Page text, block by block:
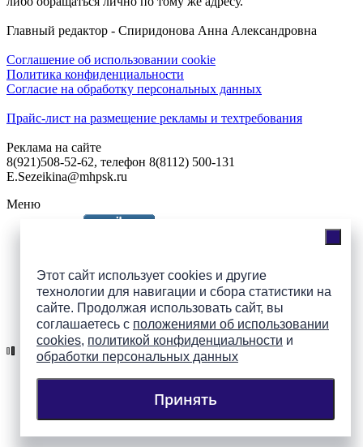
Этот сайт использует cookies и другие
технологии для навигации и сбора статистики на
сайте. Продолжая использовать сайт, вы
соглашаетесь с положениями об использовании
cookies, политикой конфиденциальности и
обработки персональных данных
Принять
Главный редактор - Спиридонова Анна Александровна
Соглашение об использовании cookie
Политика конфиденциальности
Согласие на обработку персональных данных
Прайс-лист на размещение рекламы и техтребования
Реклама на сайте
8(921)508-52-62, телефон 8(8112) 500-131
E.Sezeikina@mhpsk.ru
Меню
Подпишись на группы
ПАИ в соцсетях!